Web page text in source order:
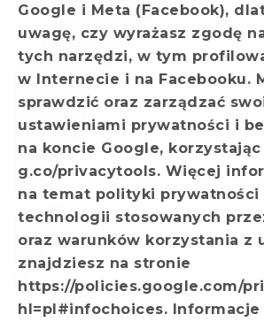
Google i Meta (Facebook),
uwagę, czy wyrażasz zgodę
tych narzędzi, w tym
w Internecie i na Facebooku.
sprawdzić oraz zarządzać
ustawieniami prywatności i
na koncie Google,
g.co/privacytools. Więcej
na temat polityki prywatności
technologii stosowanych
oraz warunków korzystania z
znajdziesz na stronie
https://policies.google.com/
hl=pl#infochoices.